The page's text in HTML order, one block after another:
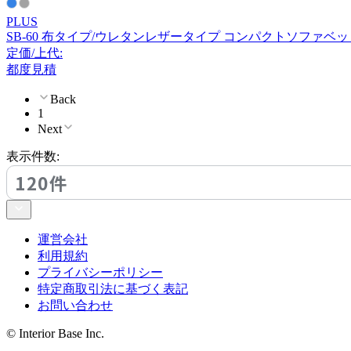
Knoll
ノル
KOKOROISHI
ココロイシ
KOKUYO
コクヨ
NAIKI
PLUS
SB-60 布タイプ/ウレタンレザータイプ コンパクトソファベッ
定価/上代:
都度見積
Back
1
Next
表示件数:
120件
運営会社
利用規約
プライバシーポリシー
特定商取引法に基づく表記
お問い合わせ
© Interior Base Inc.